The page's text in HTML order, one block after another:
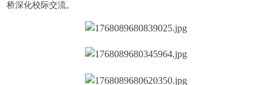
桥深化校际交流。